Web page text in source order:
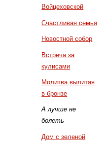
Войцеховской
Счастливая семья
Новостной собор
Встреча за
кулисами
Молитва вылитая
в бронзе
А лучше не
болеть
Дом с зеленой